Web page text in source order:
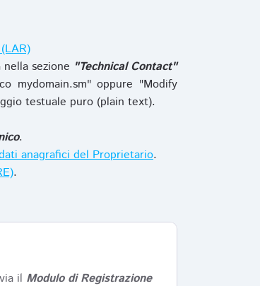
sezione "Technical Contact"
mydomain.sm" oppure "Modify
testuale puro (plain text).
.
anagrafici del Proprietario.
.
il Modulo di Registrazione